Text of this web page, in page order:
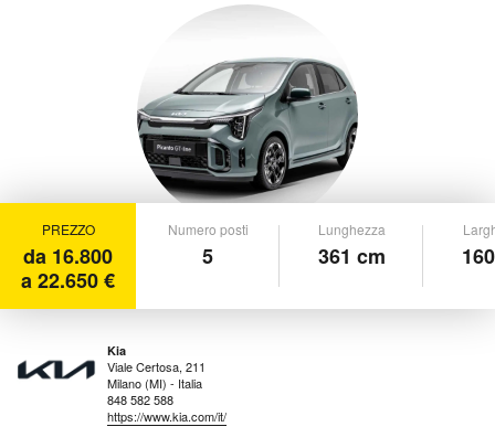
PREZZO
da 16.800
a 22.650 €
Numero posti
5
Lunghezza
361 cm
Kia
Viale Certosa, 211
Milano (MI) - Italia
848 582 588
https://www.kia.com/it/